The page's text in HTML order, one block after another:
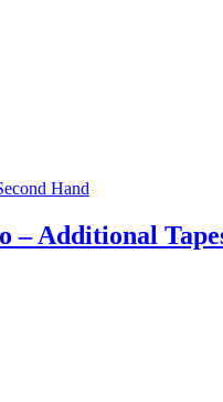
Hand
– Additional